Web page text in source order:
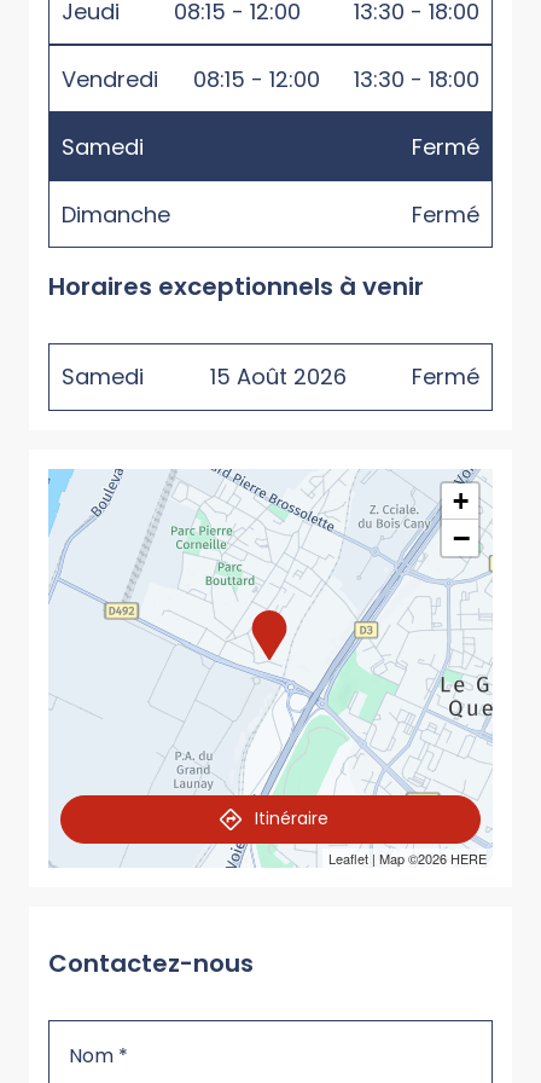
Jeudi 08:15 - 12:00 13:30 - 18:00
Vendredi 08:15 - 12:00 13:30 - 18:00
Samedi Fermé
Dimanche Fermé
Horaires exceptionnels à venir
Samedi 15 Août 2026 Fermé
+
−
Leaflet | Map ©2026HERE
Itinéraire
Contactez-nous